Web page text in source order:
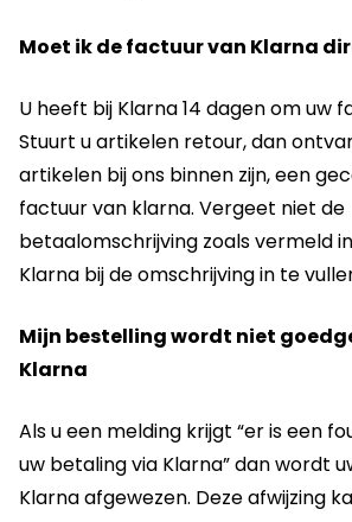
Moet ik de factuur van Klarna
U heeft bij Klarna 14 dagen om uw
Stuurt u artikelen retour, dan
artikelen bij ons binnen zijn, een
factuur van klarna. Vergeet niet de
betaalomschrijving zoals vermeld
Klarna bij de omschrijving in te
Mijn bestelling wordt niet
Klarna
Als u een melding krijgt “er is een
uw betaling via Klarna” dan wordt
Klarna afgewezen. Deze afwijzing